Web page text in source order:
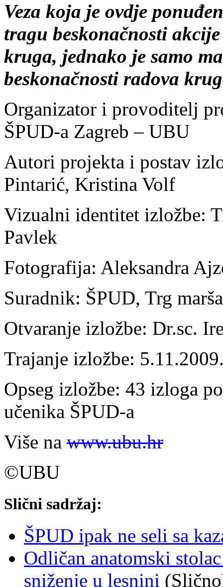
Veza koja je ovdje
tragu beskonačnosti
kruga, jednako je samo
beskonačnosti radova
Organizator i provoditelj
ŠPUD-a Zagreb – UBU
Autori projekta i postav
Pintarić, Kristina Volf
Vizualni identitet izložbe:
Pavlek
Fotografija: Aleksandra
Suradnik: ŠPUD, Trg
Otvaranje izložbe: Dr.sc.
Trajanje izložbe:
Opseg izložbe: 43 izloga
učenika ŠPUD-a
Više na www.ubu.hr
©UBU
Slični sadržaj:
ŠPUD ipak ne seli sa
Odličan anatomski
sniženje u lesnini